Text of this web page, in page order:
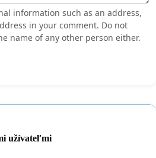
information such as an address,
in your comment. Do not
name of any other person either.
užívateľmi